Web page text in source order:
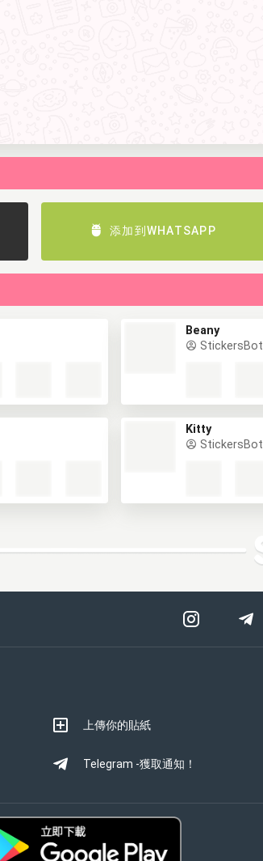
添加到WHATSAPP
Beany
StickersBot
Kitty
StickersBot
上傳你的貼紙
Telegram -獲取通知！